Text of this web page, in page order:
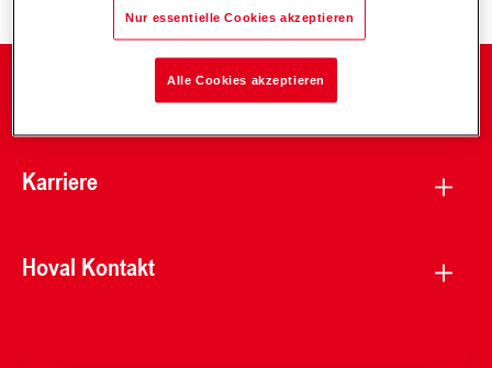
Karriere
Hoval Kontakt
Nur essentielle Cookies akzeptieren
Alle Cookies akzeptieren